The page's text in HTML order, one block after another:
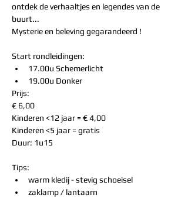
ontdek de verhaaltjes en legendes van de
buurt...
Mysterie en beleving gegarandeerd !
Start rondleidingen:
17.00u Schemerlicht
19.00u Donker
​Prijs:
€ 6,00
Kinderen <12 jaar = € 4,00
Kinderen <5 jaar = gratis
Duur: 1u15
Tips:
warm kledij - stevig schoeisel
zaklamp / lantaarn